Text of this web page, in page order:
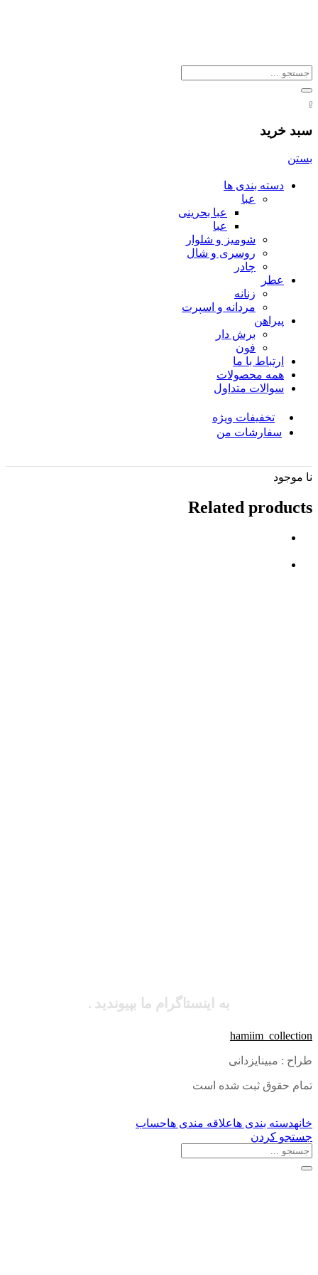
0
سبد خرید
بستن
دسته بندی ها
عبا
عبا بحرینی
عبا
شومیز و شلوار
روسری و شال
چادر
عطر
زنانه
مردانه و اسپرت
پیراهن
برش دار
فون
ارتباط با ما
همه محصولات
سوالات متداول
تخفیفات ویژه
سفارشات من
نا موجود
Related products
به اینستاگرام ما بپیوندید .
hamiim_collection
طراح : مبینایزدانی
تمام حقوق ثبت شده است
خانهدسته بندی هاعلاقه مندی هاحساب
جستجو کردن